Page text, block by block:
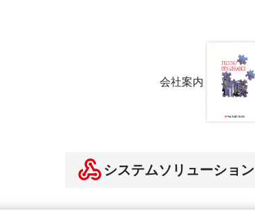
会社案内
システムソリューション